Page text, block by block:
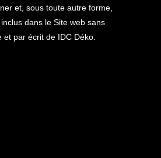
et, sous toute autre forme,
dans le Site web sans
et par écrit de IDC Déko.